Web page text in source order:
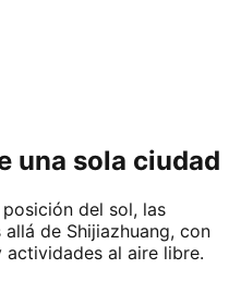
una sola ciudad
del sol, las
de Shijiazhuang, con
al aire libre.